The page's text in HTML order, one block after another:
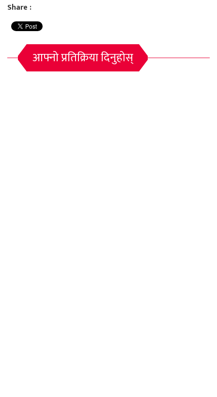
Share :
आफ्नो प्रतिक्रिया दिनुहोस्